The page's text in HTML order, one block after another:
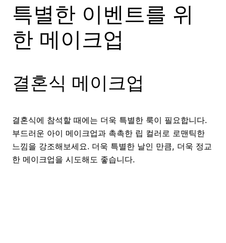
특별한 이벤트를 위
한 메이크업
결혼식 메이크업
결혼식에 참석할 때에는 더욱 특별한 룩이 필요합니다.
부드러운 아이 메이크업과 촉촉한 립 컬러로 로맨틱한
느낌을 강조해보세요. 더욱 특별한 날인 만큼, 더욱 정교
한 메이크업을 시도해도 좋습니다.